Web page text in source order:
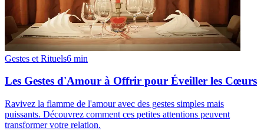
Gestes et Rituels6 min
Les Gestes d'Amour à Offrir pour Éveiller les Cœurs
Ravivez la flamme de l'amour avec des gestes simples mais
puissants. Découvrez comment ces petites attentions peuvent
transformer votre relation.